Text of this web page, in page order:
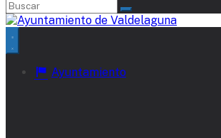
Ayuntamiento